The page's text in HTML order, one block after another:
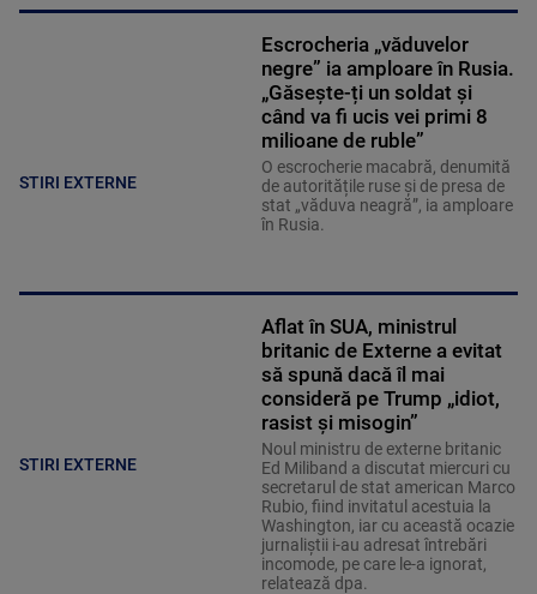
STIRI EXTERNE
Escrocheria „văduvelor
negre” ia amploare în Rusia.
„Găsește-ți un soldat și
când va fi ucis vei primi 8
milioane de ruble”
O escrocherie macabră, denumită
de autoritățile ruse și de presa de
stat „văduva neagră”, ia amploare
în Rusia.
STIRI EXTERNE
Aflat în SUA, ministrul
britanic de Externe a evitat
să spună dacă îl mai
consideră pe Trump „idiot,
rasist și misogin”
Noul ministru de externe britanic
Ed Miliband a discutat miercuri cu
secretarul de stat american Marco
Rubio, fiind invitatul acestuia la
Washington, iar cu această ocazie
jurnaliştii i-au adresat întrebări
incomode, pe care le-a ignorat,
relatează dpa.